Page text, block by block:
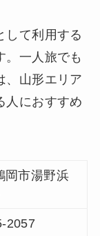
して利用する
。一人旅でも
、山形エリア
人におすすめ
岡市湯野浜
2057